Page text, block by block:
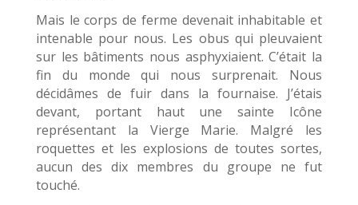
Mais le corps de ferme devenait inhabitable et
intenable pour nous. Les obus qui pleuvaient
sur les bâtiments nous asphyxiaient. C’était la
fin du monde qui nous surprenait. Nous
décidâmes de fuir dans la fournaise. J’étais
devant, portant haut une sainte Icône
représentant la Vierge Marie. Malgré les
roquettes et les explosions de toutes sortes,
aucun des dix membres du groupe ne fut
touché.